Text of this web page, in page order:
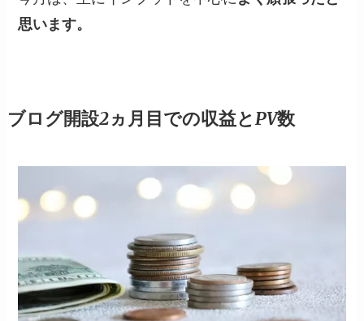
思います。
ブログ開設2ヵ月目での収益とPV数